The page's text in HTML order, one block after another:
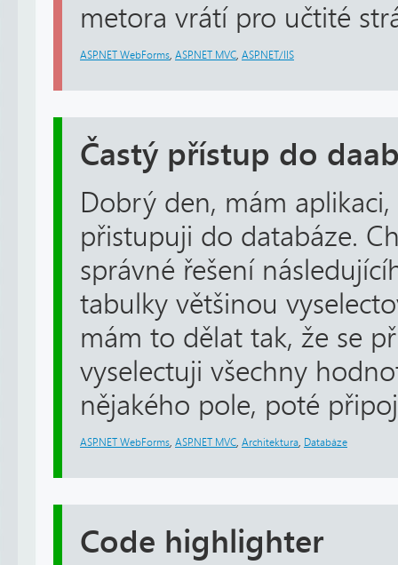
metora vrátí pro učtité
ASP.NET WebForms ASP.NET MVC ASP.NET/IIS
Častý přístup do
Dobrý den, mám
přistupuji do databáze.
správné řešení
tabulky většinou
mám to dělat tak, že se
vyselectuji všechny
nějakého pole, poté
ASP.NET WebForms ASP.NET MVC Architektura Databáze
Code highlighter